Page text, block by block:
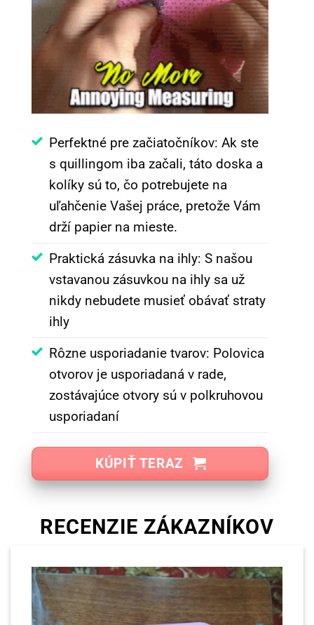
Perfektné pre začiatočníkov: Ak ste
s quillingom iba začali, táto doska a
kolíky sú to, čo potrebujete na
uľahčenie Vašej práce, pretože Vám
drží papier na mieste.
Praktická zásuvka na ihly: S našou
vstavanou zásuvkou na ihly sa už
nikdy nebudete musieť obávať straty
ihly
Rôzne usporiadanie tvarov: Polovica
otvorov je usporiadaná v rade,
zostávajúce otvory sú v polkruhovou
usporiadaní
KÚPIŤ TERAZ
RECENZIE ZÁKAZNÍKOV